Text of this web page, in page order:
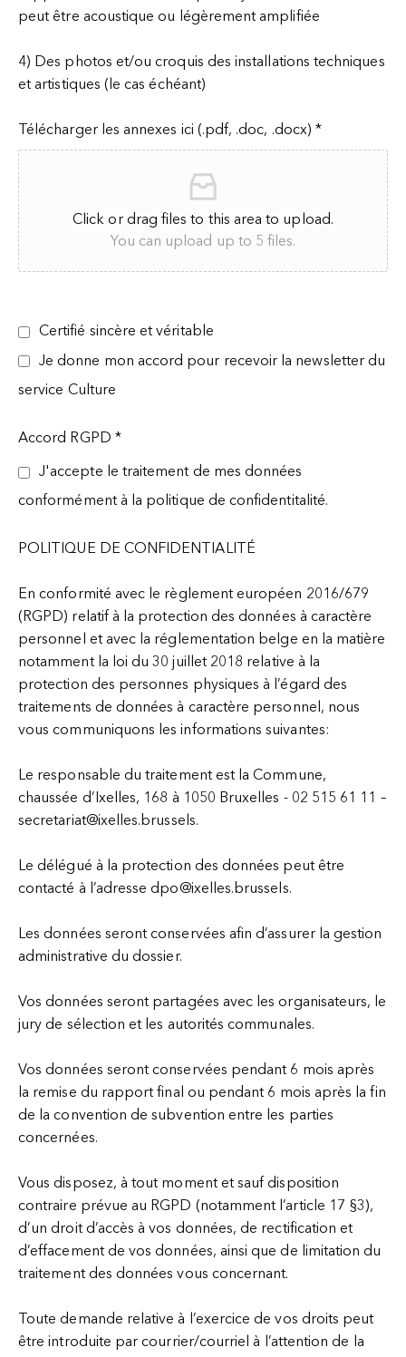
peut être acoustique ou légèrement amplifiée
4) Des photos et/ou croquis des installations techniques
et artistiques (le cas échéant)
Télécharger les annexes ici (.pdf, .doc, .docx)*
Click or drag files to this area to upload.
You can upload up to 5 files.
Certifié sincère et véritable
Je donne mon accord pour recevoir la newsletter du
service Culture
Accord RGPD *
J'accepte le traitement de mes données
conformément à la politique de confidentitalité.
POLITIQUE DE CONFIDENTIALITÉ
En conformité avec le règlement européen 2016/679
(RGPD) relatif à la protection des données à caractère
personnel et avec la réglementation belge en la matière
notamment la loi du 30 juillet 2018 relative à la
protection des personnes physiques à l’égard des
traitements de données à caractère personnel, nous
vous communiquons les informations suivantes:
Le responsable du traitement est la Commune,
chaussée d’Ixelles, 168 à 1050 Bruxelles - 02 515 61 11 –
secretariat@ixelles.brussels.
Le délégué à la protection des données peut être
contacté à l’adresse dpo@ixelles.brussels.
Les données seront conservées afin d’assurer la gestion
administrative du dossier.
Vos données seront partagées avec les organisateurs, le
jury de sélection et les autorités communales.
Vos données seront conservées pendant 6 mois après
la remise du rapport final ou pendant 6 mois après la fin
de la convention de subvention entre les parties
concernées.
Vous disposez, à tout moment et sauf disposition
contraire prévue au RGPD (notamment l’article 17 §3),
d’un droit d’accès à vos données, de rectification et
d’effacement de vos données, ainsi que de limitation du
traitement des données vous concernant.
Toute demande relative à l’exercice de vos droits peut
être introduite par courrier/courriel à l’attention de la